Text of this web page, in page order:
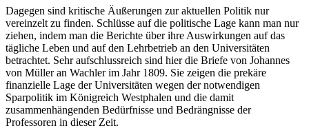
Dagegen sind kritische Äußerungen zur aktuellen Politik nur
vereinzelt zu finden. Schlüsse auf die politische Lage kann man nur
ziehen, indem man die Berichte über ihre Auswirkungen auf das
tägliche Leben und auf den Lehrbetrieb an den Universitäten
betrachtet. Sehr aufschlussreich sind hier die Briefe von Johannes
von Müller an Wachler im Jahr 1809. Sie zeigen die prekäre
finanzielle Lage der Universitäten wegen der notwendigen
Sparpolitik im Königreich Westphalen und die damit
zusammenhängenden Bedürfnisse und Bedrängnisse der
Professoren in dieser Zeit.